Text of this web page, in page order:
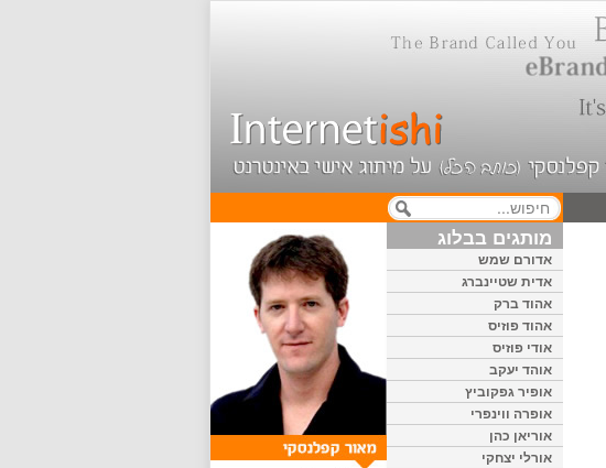
מותגים בבלוג
אדורם שמש
אדית שטיינברג
אהוד ברק
אהוד פוזיס
אודי פוזיס
אוהד יעקב
אופיר גפקוביץ
אופרה ווינפרי
אוריאן כהן
אורלי יצחקי